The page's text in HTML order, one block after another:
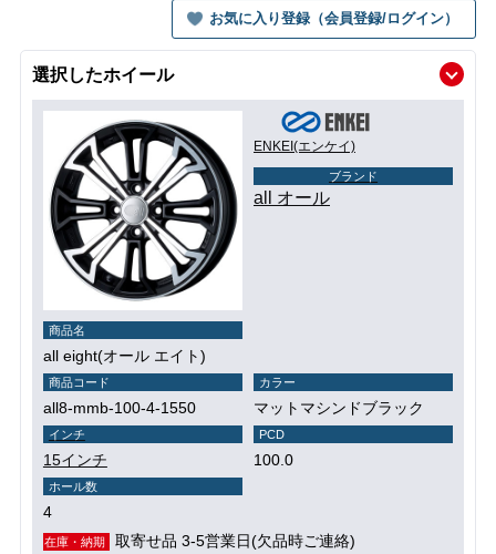
お気に入り登録（会員登録/ログイン）
選択したホイール
ENKEI(エンケイ)
ブランド
all オール
商品名
all eight(オール エイト)
商品コード
all8-mmb-100-4-1550
カラー
マットマシンドブラック
インチ
15インチ
PCD
100.0
ホール数
4
在庫・納期 取寄せ品 3-5営業日(欠品時ご連絡)